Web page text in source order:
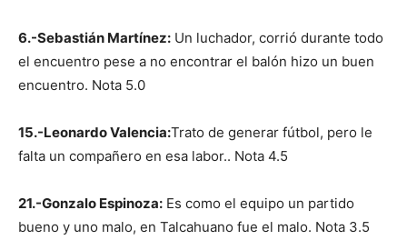
6.-Sebastián Martínez: Un luchador, corrió durante todo
el encuentro pese a no encontrar el balón hizo un buen
encuentro. Nota 5.0
15.-Leonardo Valencia:Trato de generar fútbol, pero le
falta un compañero en esa labor.. Nota 4.5
21.-Gonzalo Espinoza: Es como el equipo un partido
bueno y uno malo, en Talcahuano fue el malo. Nota 3.5